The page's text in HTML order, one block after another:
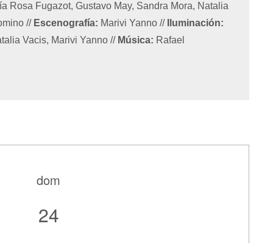
Rosa Fugazot, Gustavo May, Sandra Mora, Natalia
// Escenografía: Marivi Yanno//
Iluminación:
Vacis, Marivi Yanno// Música: Rafael
dom
24